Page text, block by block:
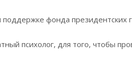
фонда президентских
психолог, для того, чтобы